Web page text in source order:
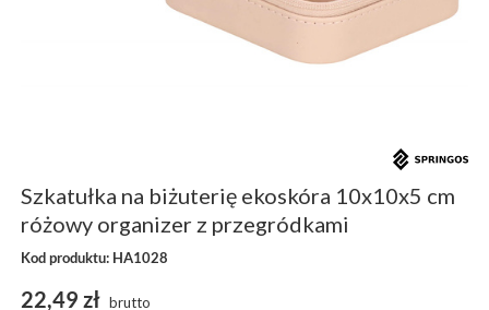
Szkatułka na biżuterię ekoskóra 10x10x5 cm
różowy organizer z przegródkami
Kod produktu: HA1028
22,49 zł brutto